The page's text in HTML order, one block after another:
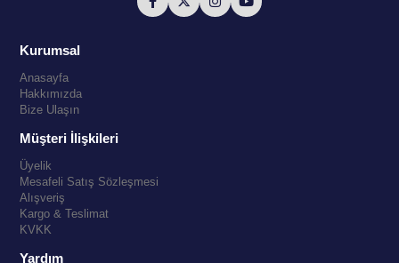
Kurumsal
Anasayfa
Hakkımızda
Bize Ulaşın
Müşteri İlişkileri
Üyelik
Mesafeli Satış Sözleşmesi
Alışveriş
Kargo & Teslimat
KVKK
Yardım